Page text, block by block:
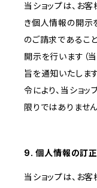
当ショップは、お
き個人情報の開示
のご請求であるこ
開示を行います（
旨を通知いたしま
令により、当ショ
限りではありません
9. 個人情報の訂
当ショップは、お